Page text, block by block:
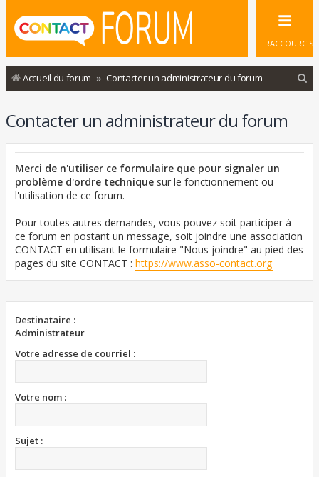
RACCOURCIS
Accueil du forum Contacter un administrateur du forum
Contacter un administrateur du forum
Merci de n'utiliser ce formulaire que pour signaler un
problème d'ordre technique sur le fonctionnement ou
l'utilisation de ce forum.
Pour toutes autres demandes, vous pouvez soit participer à
ce forum en postant un message, soit joindre une association
CONTACT en utilisant le formulaire "Nous joindre" au pied des
pages du site CONTACT : https://www.asso-contact.org
Destinataire :
Administrateur
Votre adresse de courriel :
Votre nom :
Sujet :